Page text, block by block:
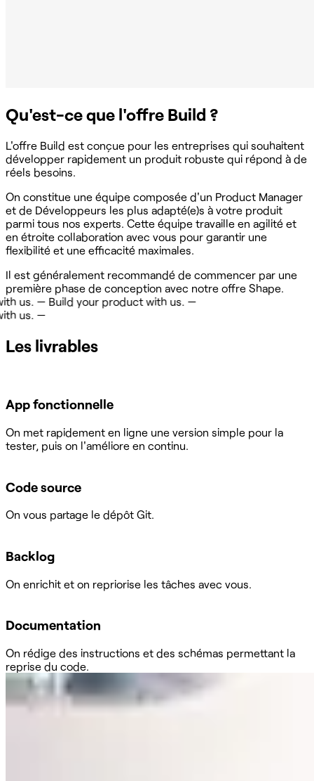
Qu'est-ce que l'offre Build ?
L'offre Build est conçue pour les entreprises qui souhaitent
développer rapidement un produit robuste qui répond à de
réels besoins.
On constitue une équipe composée d'un Product Manager
et de Développeurs les plus adapté(e)s à votre produit
parmi tous nos experts. Cette équipe travaille en agilité et
en étroite collaboration avec vous pour garantir une
flexibilité et une efficacité maximales.
Il est généralement recommandé de commencer par une
première phase de conception avec notre offre Shape.
—Build your product with us. —
—
Les livrables
App fonctionnelle
On met rapidement en ligne une version simple pour la
tester, puis on l'améliore en continu.
Code source
On vous partage le dépôt Git.
Backlog
On enrichit et on repriorise les tâches avec vous.
Documentation
On rédige des instructions et des schémas permettant la
reprise du code.